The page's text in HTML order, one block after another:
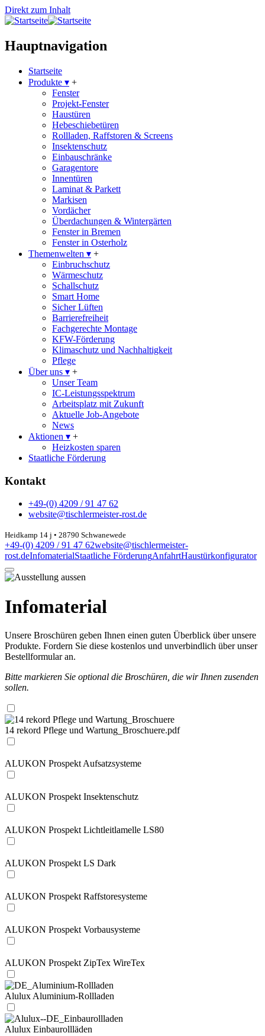
Direkt zum Inhalt
Hauptnavigation
Startseite
Produkte ▾ +
Fenster
Projekt-Fenster
Haustüren
Hebeschiebetüren
Rollladen, Raffstoren & Screens
Insektenschutz
Einbauschränke
Garagentore
Innentüren
Laminat & Parkett
Markisen
Vordächer
Überdachungen & Wintergärten
Fenster in Bremen
Fenster in Osterholz
Themenwelten ▾ +
Einbruchschutz
Wärmeschutz
Schallschutz
Smart Home
Sicher Lüften
Barrierefreiheit
Fachgerechte Montage
KFW-Förderung
Klimaschutz und Nachhaltigkeit
Pflege
Über uns ▾ +
Unser Team
IC-Leistungsspektrum
Arbeitsplatz mit Zukunft
Aktuelle Job-Angebote
News
Aktionen ▾ +
Heizkosten sparen
Staatliche Förderung
Kontakt
+49-(0) 4209 / 91 47 62
website@tischlermeister-rost.de
Heidkamp 14 j • 28790 Schwanewede
+49-(0) 4209 / 91 47 62website@tischlermeister-
rost.deInfomaterialStaatliche FörderungAnfahrtHaustürkonfigurator
Infomaterial
Unsere Broschüren geben Ihnen einen guten Überblick über unsere
Produkte. Fordern Sie diese kostenlos und unverbindlich über unser
Bestellformular an.
Bitte markieren Sie optional die Broschüren, die wir Ihnen zusenden
sollen.
14 rekord Pflege und Wartung_Broschuere.pdf
ALUKON Prospekt Aufsatzsysteme
ALUKON Prospekt Insektenschutz
ALUKON Prospekt Lichtleitlamelle LS80
ALUKON Prospekt LS Dark
ALUKON Prospekt Raffstoresysteme
ALUKON Prospekt Vorbausysteme
ALUKON Prospekt ZipTex WireTex
Alulux Aluminium-Rollladen
Alulux Einbaurollläden